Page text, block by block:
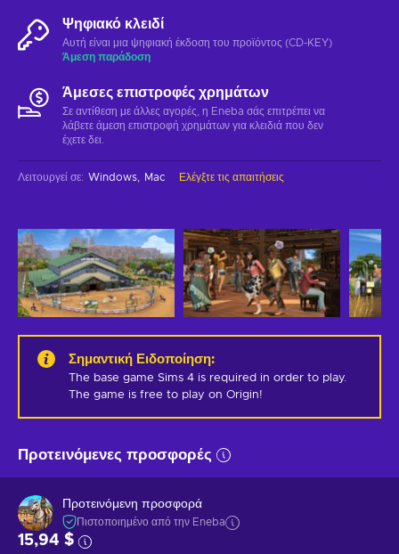
Ψηφιακό κλειδί
Αυτή είναι μια ψηφιακή έκδοση του προϊόντος (CD-KEY)
Άμεση παράδοση
Άμεσες επιστροφές χρημάτων
Σε αντίθεση με άλλες αγορές, η Eneba σάς επιτρέπει να
λάβετε άμεση επιστροφή χρημάτων για κλειδιά που δεν
έχετε δει.
Λειτουργεί σε: Windows Mac Ελέγξτε τις απαιτήσεις
Σημαντική Ειδοποίηση:
The base game Sims 4 is required in order to play.
The game is free to play on Origin!
Προτεινόμενες προσφορές
Προτεινόμενη προσφορά
Πιστοποιημένο από την Eneba
15,94 $